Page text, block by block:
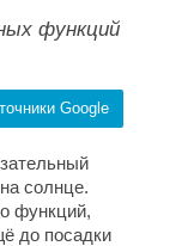
функций
Google
солнце.
функций,
до посадки